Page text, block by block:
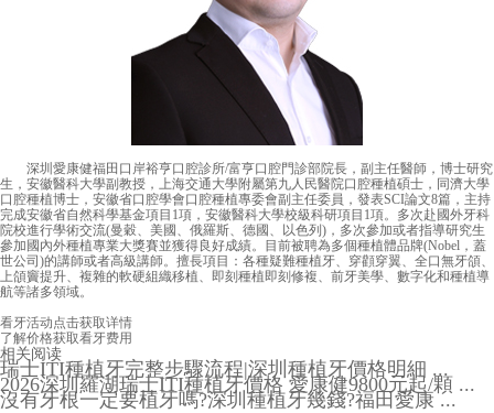
深圳愛康健福田口岸裕亨口腔診所/富亨口腔門診部院長，副主任醫師，博士研究
生，安徽醫科大學副教授，上海交通大學附屬第九人民醫院口腔種植碩士，同濟大學
口腔種植博士，安徽省口腔學會口腔種植專委會副主任委員，發表SCI論文8篇，主持
完成安徽省自然科學基金項目1項，安徽醫科大學校級科研項目1項。多次赴國外牙科
院校進行學術交流(曼穀、美國、俄羅斯、德國、以色列)，多次參加或者指導研究生
參加國內外種植專業大獎賽並獲得良好成績。目前被聘為多個種植體品牌(Nobel，蓋
世公司)的講師或者高級講師。擅長項目：各種疑難種植牙、穿顴穿翼、全口無牙頜、
上頜竇提升、複雜的軟硬組織移植、即刻種植即刻修複、前牙美學、數字化和種植導
航等諸多領域。
看牙活动点击获取详情
了解价格获取看牙费用
相关阅读
瑞士ITI種植牙完整步驟流程|深圳種植牙價格明細 ...
2026深圳羅湖瑞士ITI種植牙價格 愛康健9800元起/顆 ...
沒有牙根一定要植牙嗎?深圳種植牙幾錢?福田愛康 ...